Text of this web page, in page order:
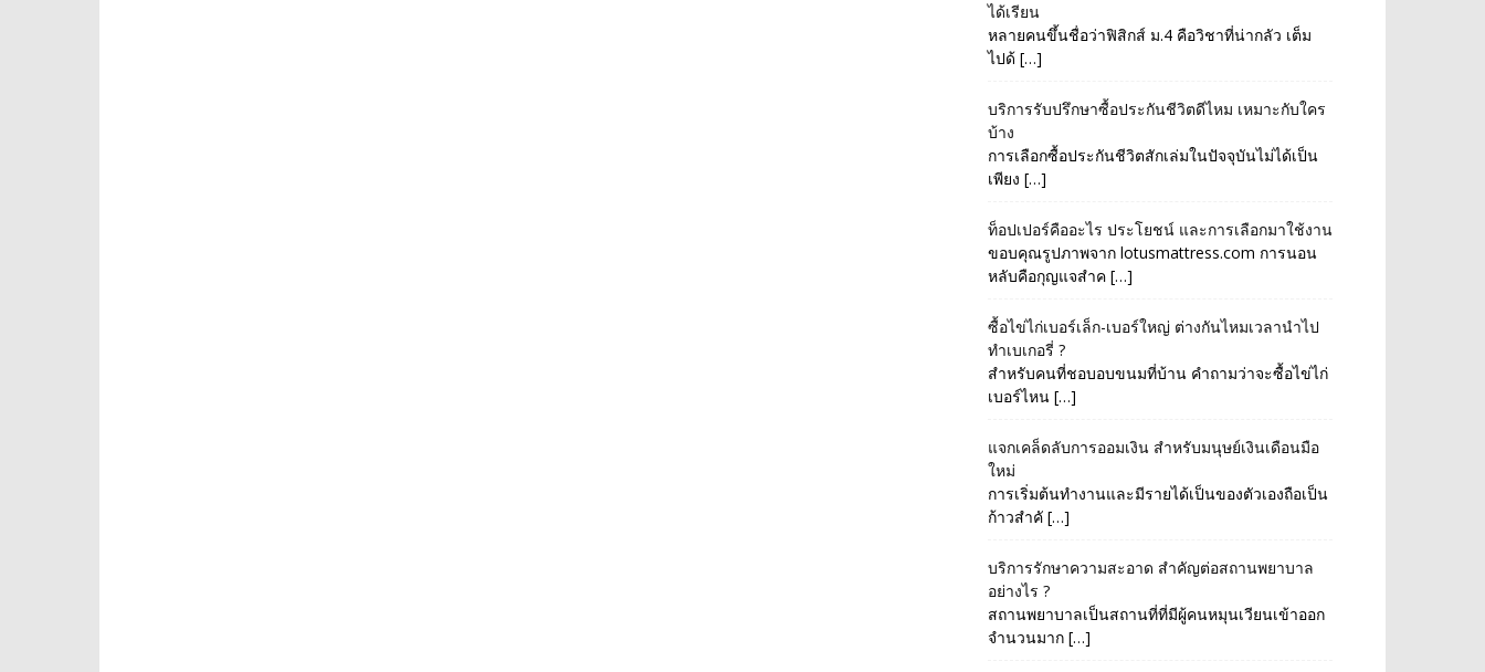
ได้เรียน
หลายคนขึ้นชื่อว่าฟิสิกส์ ม.4 คือวิชาที่น่ากลัว เต็ม
ไปด้ […]
บริการรับปรึกษาซื้อประกันชีวิตดีไหม เหมาะกับใคร
บ้าง
การเลือกซื้อประกันชีวิตสักเล่มในปัจจุบันไม่ได้เป็น
เพียง […]
ท็อปเปอร์คืออะไร ประโยชน์ และการเลือกมาใช้งาน
ขอบคุณรูปภาพจาก lotusmattress.com การนอน
หลับคือกุญแจสำค […]
ซื้อไข่ไก่เบอร์เล็ก-เบอร์ใหญ่ ต่างกันไหมเวลานำไป
ทำเบเกอรี่ ?
สำหรับคนที่ชอบอบขนมที่บ้าน คำถามว่าจะซื้อไข่ไก่
เบอร์ไหน […]
แจกเคล็ดลับการออมเงิน สำหรับมนุษย์เงินเดือนมือ
ใหม่
การเริ่มต้นทำงานและมีรายได้เป็นของตัวเองถือเป็น
ก้าวสำคั […]
บริการรักษาความสะอาด สำคัญต่อสถานพยาบาล
อย่างไร ?
สถานพยาบาลเป็นสถานที่ที่มีผู้คนหมุนเวียนเข้าออก
จำนวนมาก […]